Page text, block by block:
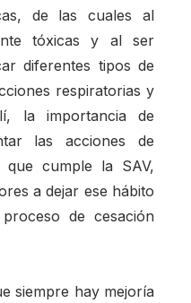
de las cuales al
tóxicas y al ser
diferentes tipos de
respiratorias y
la importancia de
las acciones de
que cumple la SAV,
a dejar ese hábito
de cesación
siempre hay mejoría